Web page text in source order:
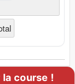
course !